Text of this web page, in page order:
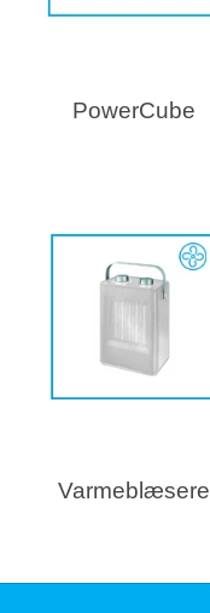
PowerCube
Varmeblæsere